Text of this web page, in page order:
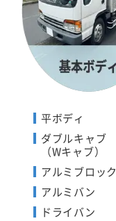
平ボディ
ダブルキャブ
（Wキャブ）
アルミブロック
アルミバン
ドライバン